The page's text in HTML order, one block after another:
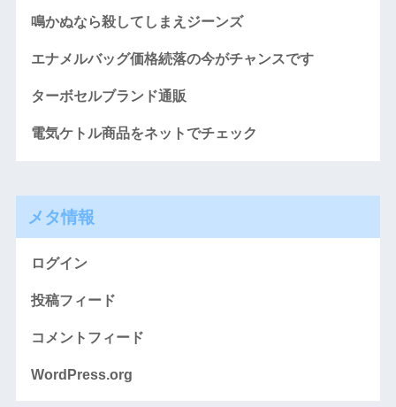
鳴かぬなら殺してしまえジーンズ
エナメルバッグ価格続落の今がチャンスです
ターボセルブランド通販
電気ケトル商品をネットでチェック
メタ情報
ログイン
投稿フィード
コメントフィード
WordPress.org